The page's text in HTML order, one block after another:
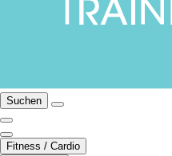
Suchen
Fitness / Cardio